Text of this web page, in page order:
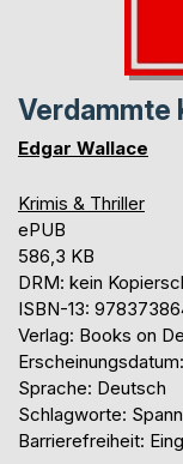
Verdammte
Edgar Wallace
Krimis & Thriller
ePUB
586,3 KB
DRM: kein
ISBN-13:
Verlag: Books on
Sprache: Deutsch
Schlagworte:
Barrierefreiheit: